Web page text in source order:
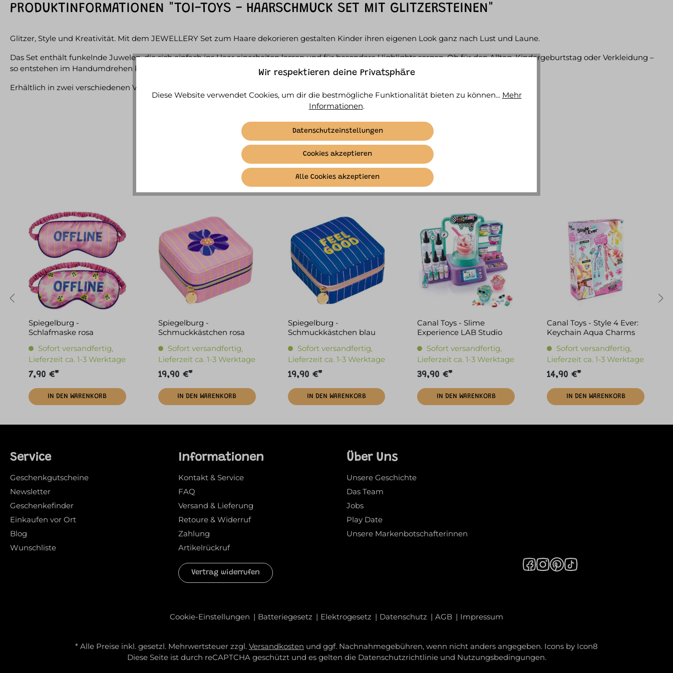
PRODUKTINFORMATIONEN "TOI-TOYS - HAARSCHMUCK SET MIT GLITZERSTEINEN"
Glitzer, Style und Kreativität. Mit dem JEWELLERY Set zum Haare dekorieren gestalten Kinder ihren eigenen Look ganz nach Lust und Laune.
Das Set enthält funkelnde Juwelen, die sich einfach ins Haar einarbeiten lassen und für besondere Highlights sorgen. Ob für den Alltag, Kindergeburtstag oder Verkleidung –
so entstehen im Handumdrehen kreative Frisuren mit Glitzereffekt.
Erhältlich in zwei verschiedenen Varianten, die Auswahl erfolgt zufällig.
ÄHNLICHE ARTIKEL Dazu passt
Spiegelburg -
Schlafmaske rosa
Sofort versandfertig,
Lieferzeit ca. 1-3 Werktage
7,90 €*
IN DEN WARENKORB
Spiegelburg -
Schmuckkästchen rosa
Sofort versandfertig,
Lieferzeit ca. 1-3 Werktage
19,90 €*
IN DEN WARENKORB
Spiegelburg -
Schmuckkästchen blau
Sofort versandfertig,
Lieferzeit ca. 1-3 Werktage
19,90 €*
IN DEN WARENKORB
Canal Toys - Slime
Experience LAB Studio
Sofort versandfertig,
Lieferzeit ca. 1-3 Werktage
39,90 €*
IN DEN WARENKORB
Canal Toys - Style 4 Ever:
Keychain Aqua Charms
Sofort versandfertig,
Lieferzeit ca. 1-3 Werktage
14,90 €*
IN DEN WARENKORB
Service
Geschenkgutscheine
Newsletter
Geschenkefinder
Einkaufen vor Ort
Blog
Wunschliste
Informationen
Kontakt & Service
FAQ
Versand & Lieferung
Retoure & Widerruf
Zahlung
Artikelrückruf
Vertrag widerrufen
Über Uns
Unsere Geschichte
Das Team
Jobs
Play Date
Unsere Markenbotschafterinnen
Cookie-Einstellungen Batteriegesetz Elektrogesetz Datenschutz AGB Impressum
* Alle Preise inkl. gesetzl. Mehrwertsteuer zzgl. Versandkosten und ggf. Nachnahmegebühren, wenn nicht anders angegeben. Icons by Icon8
Diese Seite ist durch reCAPTCHA geschützt und es gelten die Datenschutzrichtlinieund Nutzungsbedingungen.
Wir respektieren deine Privatsphäre
Diese Website verwendet Cookies, um dir die bestmögliche Funktionalität bieten zu können... Mehr
Informationen.
Datenschutzeinstellungen
Cookies akzeptieren
Alle Cookies akzeptieren